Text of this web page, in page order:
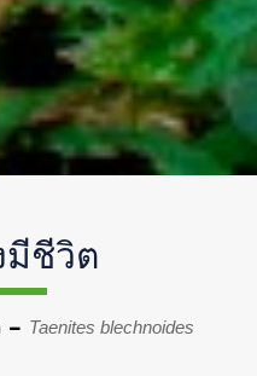
ชีวิต
Taenites blechnoides